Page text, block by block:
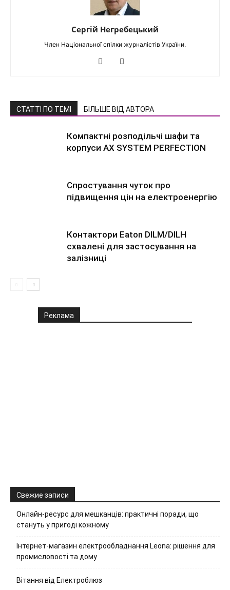
Сергій Негребецький
Член Національної спілки журналістів України.
СТАТТІ ПО ТЕМІ БІЛЬШЕ ВІД АВТОРА
Компактні розподільчі шафи та
корпуси AX SYSTEM PERFECTION
Спростування чуток про
підвищення цін на електроенергію
Контактори Eaton DILM/DILH
схвалені для застосування на
залізниці
Реклама
Свежие записи
Онлайн-ресурс для мешканців: практичні поради, що
стануть у пригоді кожному
Інтернет-магазин електрообладнання Leona: рішення для
промисловості та дому
Вітання від Електроблюз